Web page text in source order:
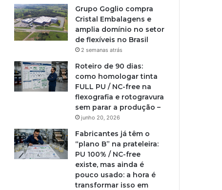
Grupo Goglio compra
Cristal Embalagens e
amplia domínio no setor
de flexíveis no Brasil
2 semanas atrás
Roteiro de 90 dias:
como homologar tinta
FULL PU / NC-free na
flexografia e rotogravura
sem parar a produção –
junho 20, 2026
Fabricantes já têm o
“plano B” na prateleira:
PU 100% / NC-free
existe, mas ainda é
pouco usado: a hora é
transformar isso em